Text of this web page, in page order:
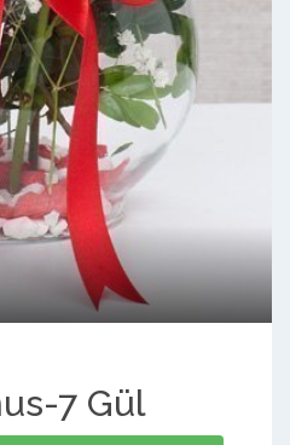
7 Gül